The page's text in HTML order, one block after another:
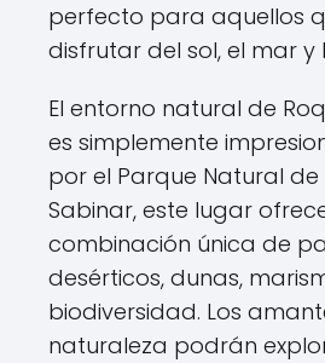
perfecto para aquellos
disfrutar del sol, el mar
El entorno natural de
es simplemente
por el Parque Natural de
Sabinar, este lugar
combinación única de
desérticos, dunas,
biodiversidad. Los
naturaleza podrán